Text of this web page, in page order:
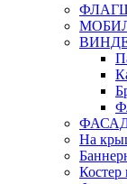
На
Костер